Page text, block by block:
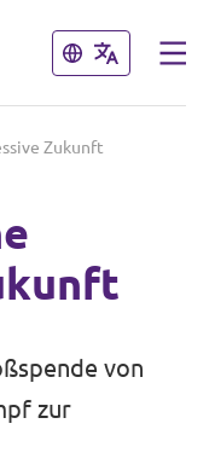
Schließen
Schließen
Zukunft
von
zur